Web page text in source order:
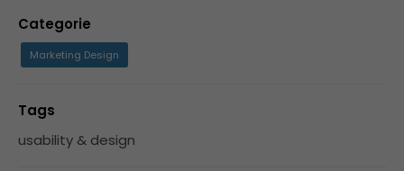
Categorie
Marketing Design
Tags
usability & design